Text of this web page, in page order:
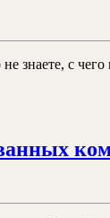
знаете, с